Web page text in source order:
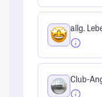
allg.
Club-